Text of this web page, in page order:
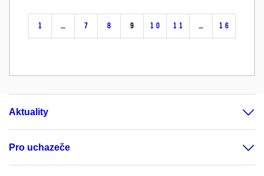
1 … 7 8 9 10 11 … 16
Aktuality
Pro uchazeče